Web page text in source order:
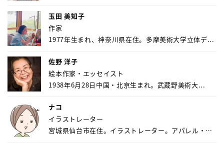
玉田 美知子
作家
1977年生まれ、神奈川県在住。多摩美術大学立体デ...
佐野 洋子
絵本作家・エッセイスト
1938年6月28日中国・北京生まれ。武蔵野美術大...
ナコ
イラストレーター
宮城県仙台市在住。イラストレーター。アパレル・キ